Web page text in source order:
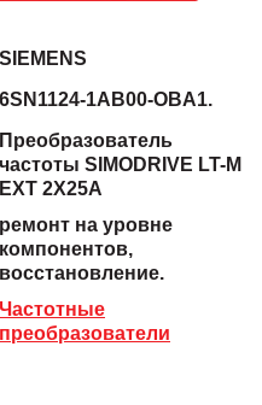
SIEMENS
6SN1124-1AB00-OBA1.
Преобразователь
частоты SIMODRIVE LT-M
EXT 2X25A
ремонт на уровне
компонентов,
восстановление.
Частотные
преобразователи